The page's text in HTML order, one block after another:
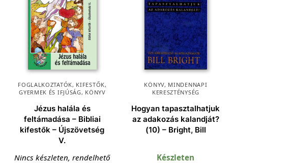
FOGLALKOZTATÓK, KIFESTŐK,
GYERMEK ÉS IFJÚSÁG, KÖNYV
Jézus halála és
feltámadása – Bibliai
kifestők – Újszövetség
V.
Nincs készleten, rendelhető
KÖNYV, MINDENNAPI
KERESZTÉNYSÉG
Hogyan tapasztalhatjuk
az adakozás kalandját?
(10) – Bright, Bill
Készleten